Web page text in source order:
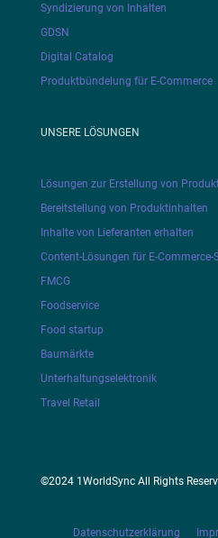
Syndizierung von Inhalten
GDSN
Digital Catalog
Produktbündelung für E-Commerce
UNSERE LÖSUNGEN
Lösungen zur Erstellung von
Bereitstellung von Produktinhalten
Inhalte von Lieferanten erhalten
Content-Lösungen für E-Commerce-
FMCG
Foodservice
Food startup
Baumärkte
Unterhaltungselektronik
Travel Retail
©2024 1WorldSync All Rights
Datenschutzerklärung